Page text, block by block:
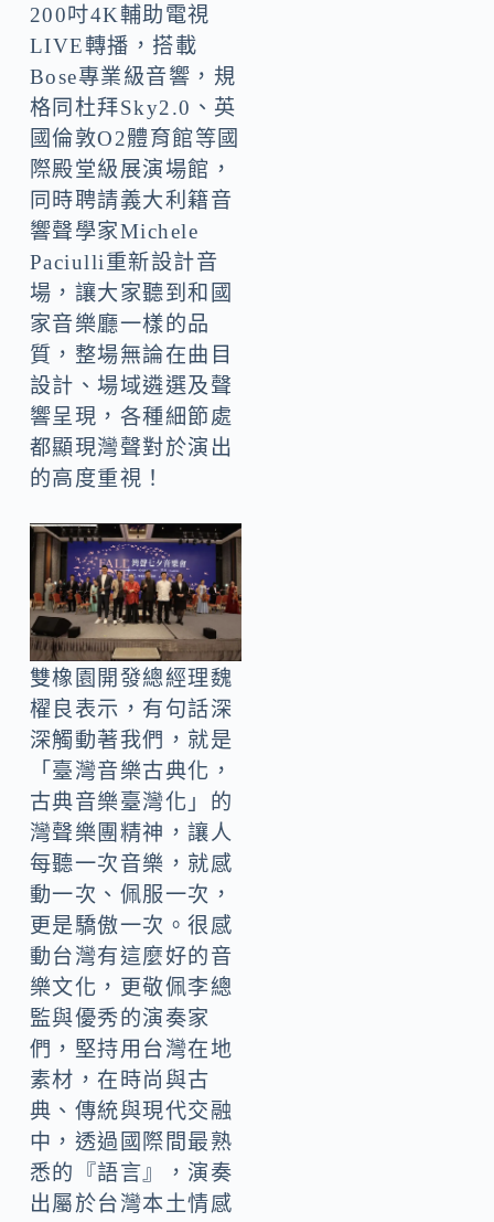
200吋4K輔助電視
LIVE轉播，搭載
Bose專業級音響，規
格同杜拜Sky2.0、英
國倫敦O2體育館等國
際殿堂級展演場館，
同時聘請義大利籍音
響聲學家Michele
Paciulli重新設計音
場，讓大家聽到和國
家音樂廳一樣的品
質，整場無論在曲目
設計、場域遴選及聲
響呈現，各種細節處
都顯現灣聲對於演出
的高度重視！
雙橡園開發總經理魏
櫂良表示，有句話深
深觸動著我們，就是
「臺灣音樂古典化，
古典音樂臺灣化」的
灣聲樂團精神，讓人
每聽一次音樂，就感
動一次、佩服一次，
更是驕傲一次。很感
動台灣有這麼好的音
樂文化，更敬佩李總
監與優秀的演奏家
們，堅持用台灣在地
素材，在時尚與古
典、傳統與現代交融
中，透過國際間最熟
悉的『語言』，演奏
出屬於台灣本土情感